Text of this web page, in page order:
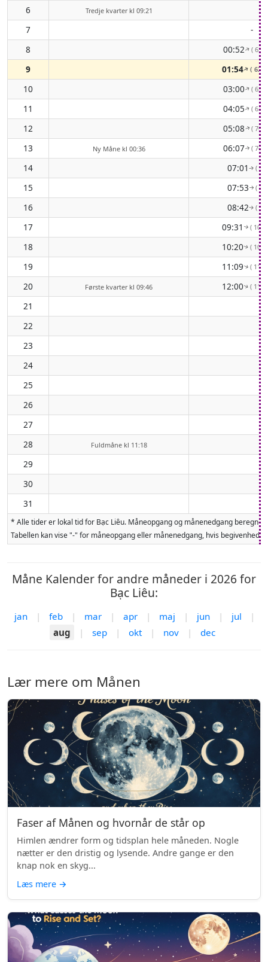
6
Tredje kvarter kl 09:21
7
-
8
00:52↑( 63°
9 01:54↑( 62°
10 03:00↑( 62°
11 04:05↑( 65°
12 05:08↑( 70°
13 Ny Måne kl 00:36 06:07↑( 76°
14 07:01 ↑(
15 07:53↑ (
16 08:42↑ (
17 09:31 ↑( 102°
18 10:20↑( 107°
19 11:09↑( 112°
20 Første kvarter kl 09:46 12:00↑( 115°
21
22
23
24
25
26
27
28
Fuldmåne kl 11:18
29
30
31
* Alle tider er lokal tid for Bạc Liêu. Måneopgang og månenedgang
Tabellen kan vise "-" for måneopgang eller månenedgang, hvis
Måne Kalender for andre måneder i 2026 for
Bạc Liêu:
jan | feb | mar | apr | maj | jun | jul
|
aug
| sep | okt | nov | dec
Lær mere om Månen
Faser af Månen og hvornår de står op
Himlen ændrer form og tidsplan hele måneden. Nogle
nætter er den dristig og lysende. Andre gange er den
knap nok en skyg...
Læs mere →